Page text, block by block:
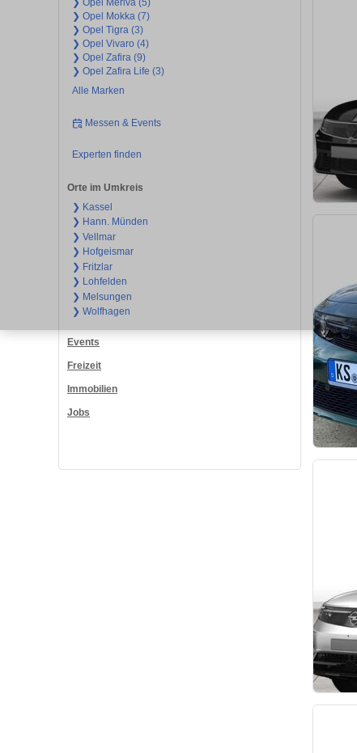
❯ Opel Meriva (5)
❯ Opel Mokka (7)
❯ Opel Tigra (3)
❯ Opel Vivaro (4)
❯ Opel Zafira (9)
❯ Opel Zafira Life (3)
Alle Marken
Messen & Events
Experten finden
Orte im Umkreis
❯ Kassel
❯ Hann. Münden
❯ Vellmar
❯ Hofgeismar
❯ Fritzlar
❯ Lohfelden
❯ Melsungen
❯ Wolfhagen
Events
Freizeit
Immobilien
Jobs